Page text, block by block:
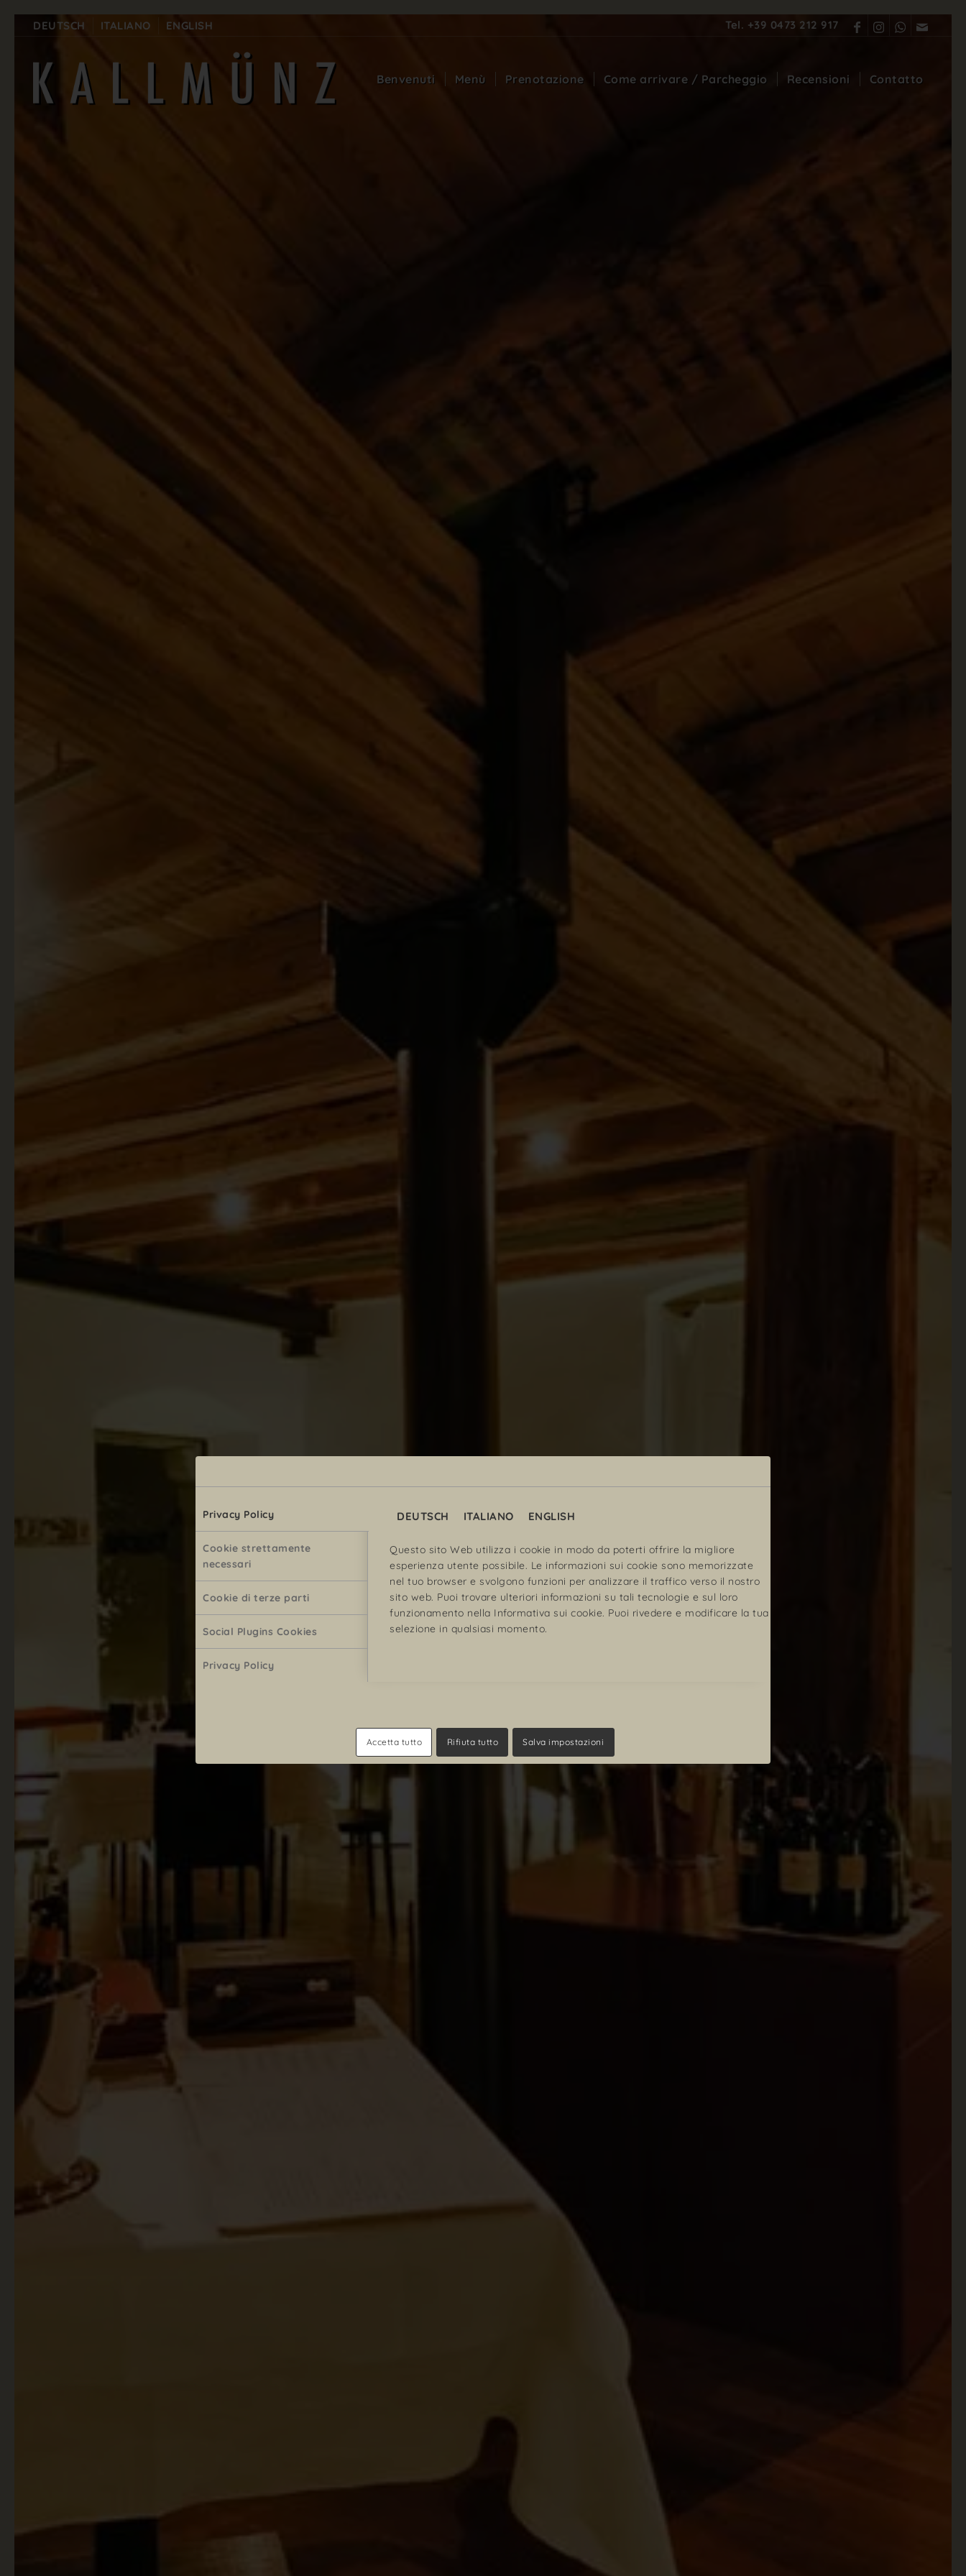
Privacy Policy
Cookie strettamente
necessari
Cookie di terze parti
Social Plugins Cookies
Privacy Policy
DEUTSCH ITALIANO ENGLISH
Questo sito Web utilizza i cookie in modo da poterti offrire la migliore
esperienza utente possibile. Le informazioni sui cookie sono memorizzate
nel tuo browser e svolgono funzioni per analizzare il traffico verso il nostro
sito web. Puoi trovare ulteriori informazioni su tali tecnologie e sul loro
funzionamento nella Informativa sui cookie. Puoi rivedere e modificare la tua
selezione in qualsiasi momento.
Accetta tutto Rifiuta tutto Salva impostazioni
DEUTSCH ITALIANO ENGLISH Tel. +39 0473 212 917
Benvenuti Menù Prenotazione Come arrivare / Parcheggio Recensioni Contatto
RISTORANTE